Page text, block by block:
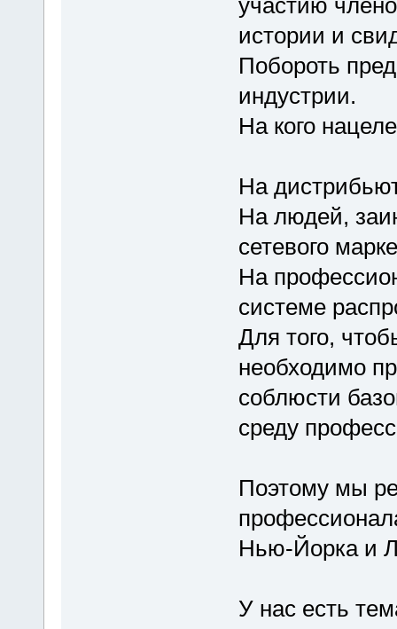
участию
истории и
Побороть
индустрии.
На кого
На
На людей,
сетевого
На
системе
Для того,
необходимо
соблюсти
среду
Поэтому мы
Нью-Йорка и
У нас есть